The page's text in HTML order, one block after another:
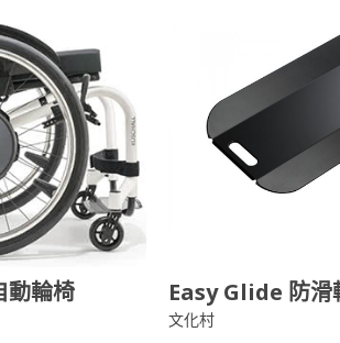
輪椅 Easy Glide 防滑
文化村